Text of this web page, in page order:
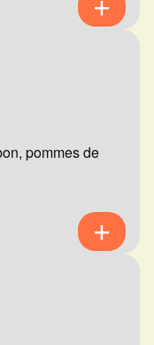
pommes de